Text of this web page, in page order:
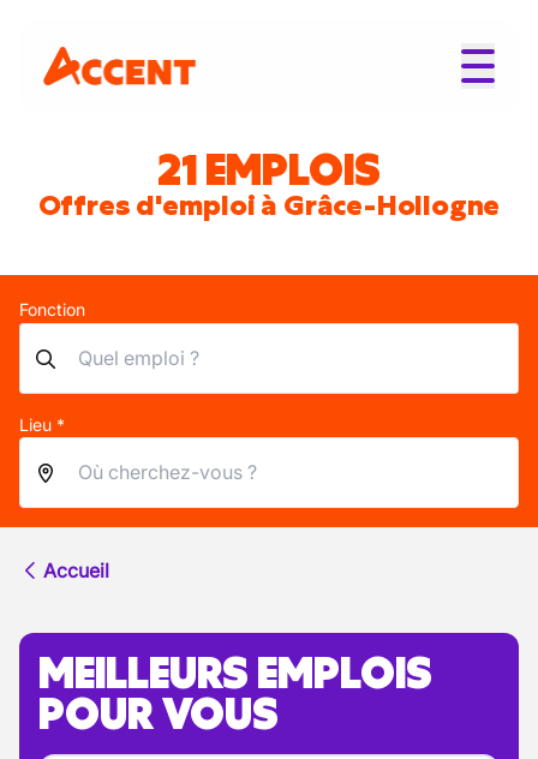
21 EMPLOIS
Offres d'emploi à Grâce-Hollogne
Fonction
Lieu *
Accueil
MEILLEURS EMPLOIS
POUR VOUS